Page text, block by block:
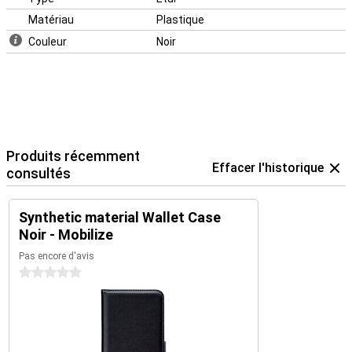
Matériau
Plastique
Couleur
Noir
Produits récemment
consultés
Effacer l'historique
Synthetic material Wallet Case
Noir - Mobilize
Pas encore d'avis
0 étoiles